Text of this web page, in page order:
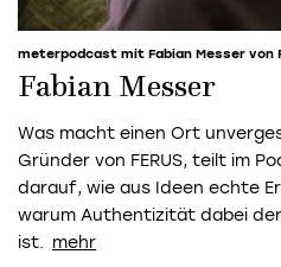
meterpodcast mit Fabian Messer von
Fabian Messer
Was macht einen Ort
Gründer von FERUS, teilt im
darauf, wie aus Ideen echte
warum Authentizität dabei
ist.